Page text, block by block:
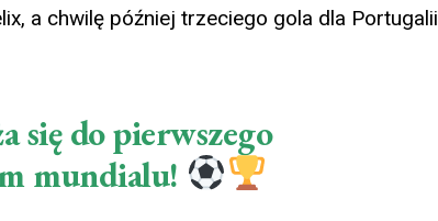
a chwilę później trzeciego gola dla Portugalii
się do pierwszego
mundialu!